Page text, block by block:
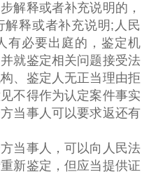
解释或者补充说明的，
释或者补充说明;人民
有必要出庭的，鉴定机
就鉴定相关问题接受法
、鉴定人无正当理由拒
不得作为认定案件事实
当事人可以要求返还有
事人，可以向人民法
新鉴定，但应当提供证